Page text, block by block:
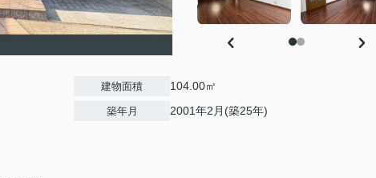
建物面積 104.00㎡
築年月 2001年2月(築25年)